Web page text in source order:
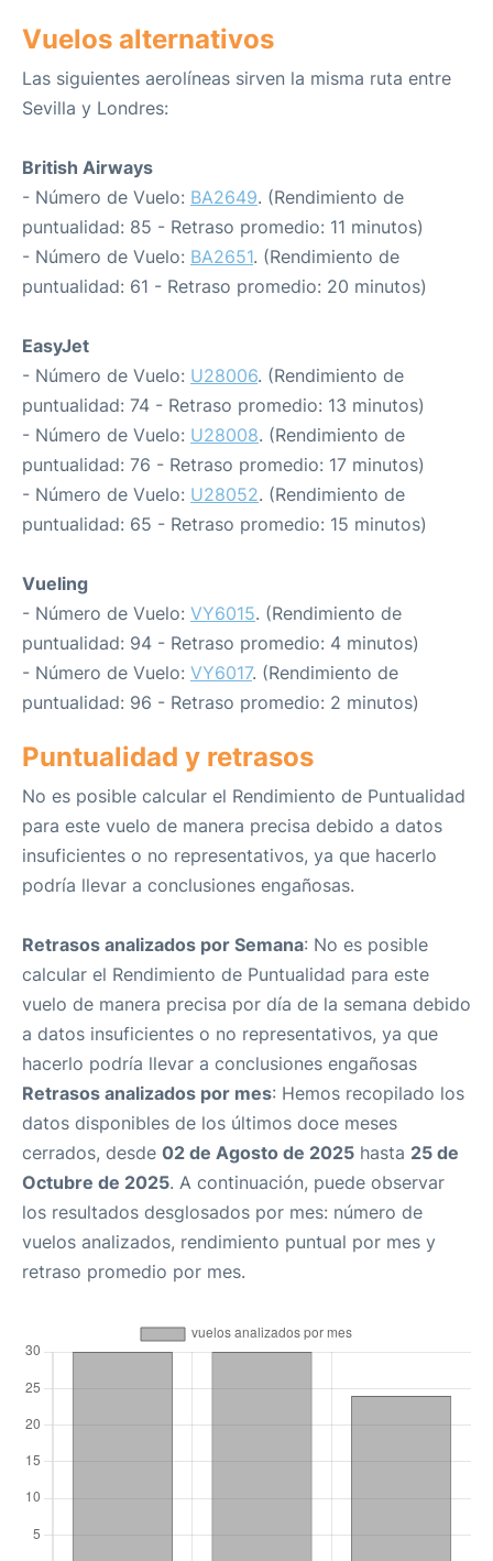
Vuelos alternativos
Las siguientes aerolíneas sirven la misma ruta entre
Sevilla y Londres:
British Airways
- Número de Vuelo: BA2649. (Rendimiento de
puntualidad: 85 - Retraso promedio: 11 minutos)
- Número de Vuelo: BA2651. (Rendimiento de
puntualidad: 61 - Retraso promedio: 20 minutos)
EasyJet
- Número de Vuelo: U28006. (Rendimiento de
puntualidad: 74 - Retraso promedio: 13 minutos)
- Número de Vuelo: U28008. (Rendimiento de
puntualidad: 76 - Retraso promedio: 17 minutos)
- Número de Vuelo: U28052. (Rendimiento de
puntualidad: 65 - Retraso promedio: 15 minutos)
Vueling
- Número de Vuelo: VY6015. (Rendimiento de
puntualidad: 94 - Retraso promedio: 4 minutos)
- Número de Vuelo: VY6017. (Rendimiento de
puntualidad: 96 - Retraso promedio: 2 minutos)
Puntualidad y retrasos
No es posible calcular el Rendimiento de Puntualidad
para este vuelo de manera precisa debido a datos
insuficientes o no representativos, ya que hacerlo
podría llevar a conclusiones engañosas.
Retrasos analizados por Semana: No es posible
calcular el Rendimiento de Puntualidad para este
vuelo de manera precisa por día de la semana debido
a datos insuficientes o no representativos, ya que
hacerlo podría llevar a conclusiones engañosas
Retrasos analizados por mes: Hemos recopilado los
datos disponibles de los últimos doce meses
cerrados, desde 02 de Agosto de 2025 hasta 25 de
Octubre de 2025. A continuación, puede observar
los resultados desglosados por mes: número de
vuelos analizados, rendimiento puntual por mes y
retraso promedio por mes.